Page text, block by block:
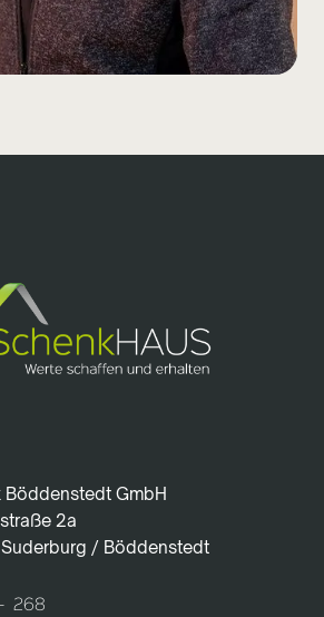
Böddenstedt GmbH
2a
/ Böddenstedt
268